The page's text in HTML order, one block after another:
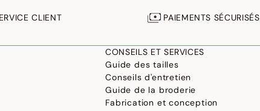
CLIENT PAIEMENTS SÉCURISÉS
CONSEILS ET SERVICES
Guide des tailles
Conseils d'entretien
Guide de la broderie
Fabrication et conception